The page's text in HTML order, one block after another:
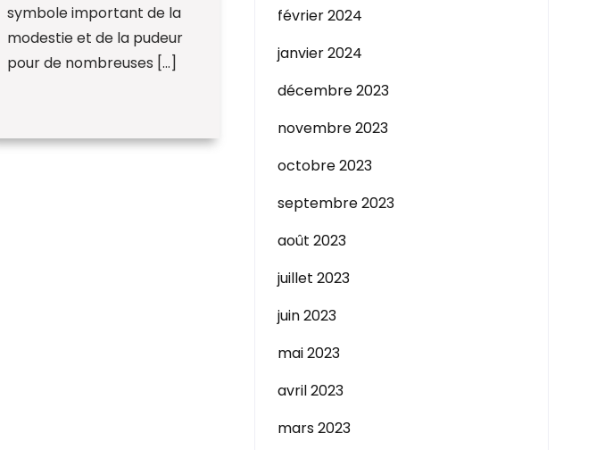
symbole important de la
modestie et de la pudeur
pour de nombreuses […]
février 2024
janvier 2024
décembre 2023
novembre 2023
octobre 2023
septembre 2023
août 2023
juillet 2023
juin 2023
mai 2023
avril 2023
mars 2023